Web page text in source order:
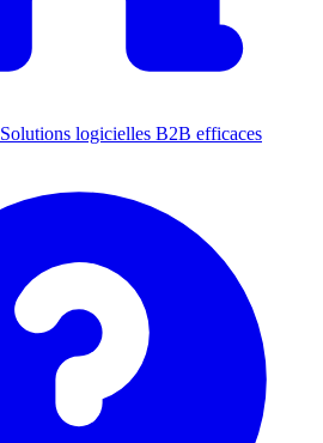
Solutions logicielles B2B efficaces